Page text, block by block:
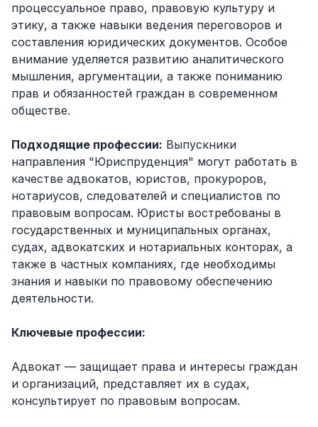
процессуальное право, правовую культуру и
этику, а также навыки ведения переговоров и
составления юридических документов. Особое
внимание уделяется развитию аналитического
мышления, аргументации, а также пониманию
прав и обязанностей граждан в современном
обществе.
Подходящие профессии: Выпускники
направления "Юриспруденция" могут работать в
качестве адвокатов, юристов, прокуроров,
нотариусов, следователей и специалистов по
правовым вопросам. Юристы востребованы в
государственных и муниципальных органах,
судах, адвокатских и нотариальных конторах, а
также в частных компаниях, где необходимы
знания и навыки по правовому обеспечению
деятельности.
Ключевые профессии:
Адвокат — защищает права и интересы граждан
и организаций, представляет их в судах,
консультирует по правовым вопросам.